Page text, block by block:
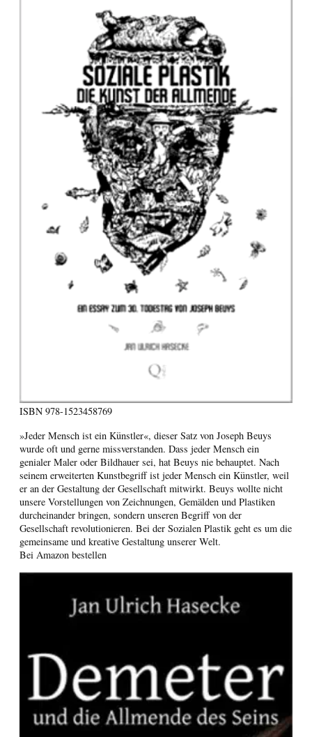
ISBN 978-1523458769
»Jeder Mensch ist ein Künstler«, dieser Satz von Joseph Beuys
wurde oft und gerne missverstanden. Dass jeder Mensch ein
genialer Maler oder Bildhauer sei, hat Beuys nie behauptet. Nach
seinem erweiterten Kunstbegriff ist jeder Mensch ein Künstler, weil
er an der Gestaltung der Gesellschaft mitwirkt. Beuys wollte nicht
unsere Vorstellungen von Zeichnungen, Gemälden und Plastiken
durcheinander bringen, sondern unseren Begriff von der
Gesellschaft revolutionieren. Bei der Sozialen Plastik geht es um die
gemeinsame und kreative Gestaltung unserer Welt.
Bei Amazon bestellen